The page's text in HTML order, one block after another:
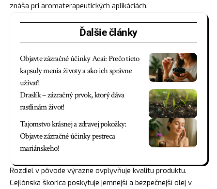
znáša pri aromaterapeutických aplikáciách.
Ďalšie články
Objavte zázračné účinky Acai: Prečo tieto
kapsuly menia životy a ako ich správne
užívať!
Draslík – zázračný prvok, ktorý dáva
rastlinám život!
Tajomstvo krásnej a zdravej pokožky:
Objavte zázračné účinky pestreca
mariánskeho!
Rozdiel v pôvode výrazne ovplyvňuje kvalitu produktu.
Cejlónska škorica poskytuje jemnejší a bezpečnejší olej v